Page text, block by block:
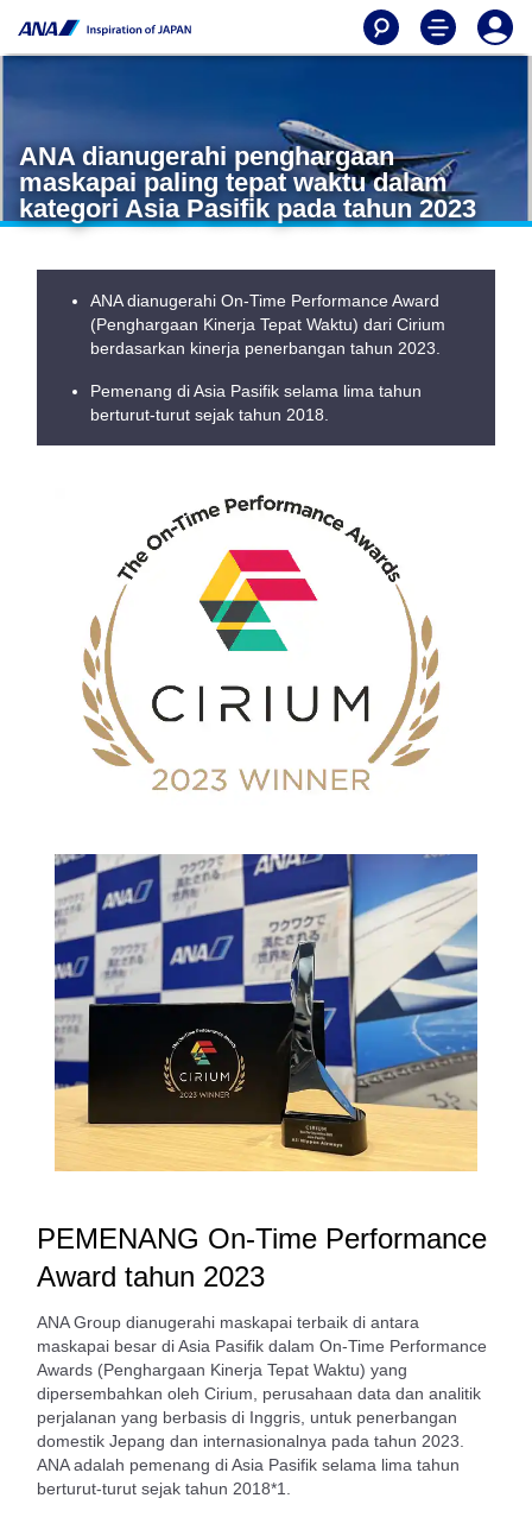
ANA dianugerahi penghargaan
maskapai paling tepat waktu dalam
kategori Asia Pasifik pada tahun 2023
ANA dianugerahi On-Time Performance Award
(Penghargaan Kinerja Tepat Waktu) dari Cirium
berdasarkan kinerja penerbangan tahun 2023.
Pemenang di Asia Pasifik selama lima tahun
berturut-turut sejak tahun 2018.
PEMENANG On-Time Performance
Award tahun 2023
ANA Group dianugerahi maskapai terbaik di antara
maskapai besar di Asia Pasifik dalam On-Time Performance
Awards (Penghargaan Kinerja Tepat Waktu) yang
dipersembahkan oleh Cirium, perusahaan data dan analitik
perjalanan yang berbasis di Inggris, untuk penerbangan
domestik Jepang dan internasionalnya pada tahun 2023.
ANA adalah pemenang di Asia Pasifik selama lima tahun
berturut-turut sejak tahun 2018*1.